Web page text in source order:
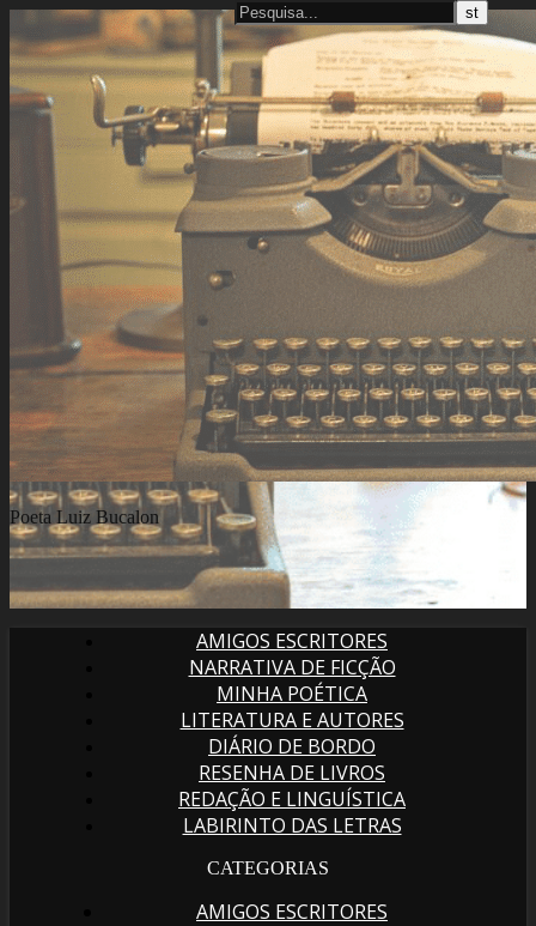
Poeta Luiz Bucalon
AMIGOS ESCRITORES
NARRATIVA DE FICÇÃO
MINHA POÉTICA
LITERATURA E AUTORES
DIÁRIO DE BORDO
RESENHA DE LIVROS
REDAÇÃO E LINGUÍSTICA
LABIRINTO DAS LETRAS
CATEGORIAS
AMIGOS ESCRITORES